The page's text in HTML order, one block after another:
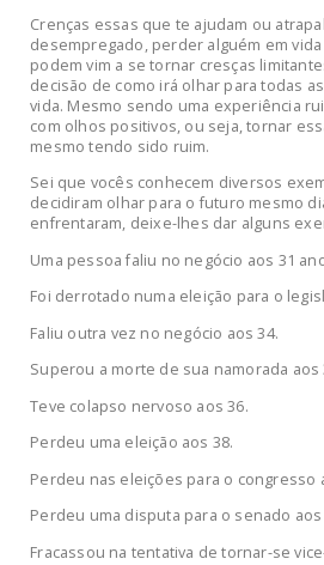
Crenças essas que te ajudam ou
desempregado, perder alguém em
podem vim a se tornar cresças
decisão de como irá olhar para todas
vida. Mesmo sendo uma experiência
com olhos positivos, ou seja, tornar
mesmo tendo sido ruim.
Sei que vocês conhecem diversos
decidiram olhar para o futuro mesmo
enfrentaram, deixe-lhes dar alguns
Uma pessoa faliu no negócio aos 31
Foi derrotado numa eleição para o
Faliu outra vez no negócio aos 34.
Superou a morte de sua namorada aos
Teve colapso nervoso aos 36.
Perdeu uma eleição aos 38.
Perdeu nas eleições para o congresso
Perdeu uma disputa para o senado aos
Fracassou na tentativa de tornar-se